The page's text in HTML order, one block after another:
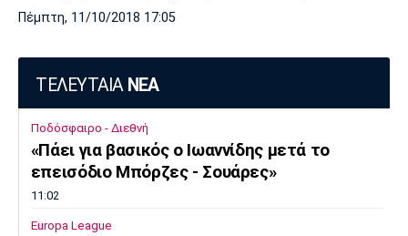
Εθνικές Ομάδες
Κύπελλο
Διαιτησία
Basket League
Α2 Μπάσκετ
FIBA World Cup 2023
Χάντμπολ
Μοτοσυκλέτα
Gadgets
Smartphones
Θέατρο
Σινεμά
Ευ ζην
Blogs
Η Εφημερίδα
Πρωτοσέλιδα
Παναιτωλικός
Απόλλων
Σμύρνης
Παναχαϊκή
Πέμπτη, 11/10/2018 17:05
ΤΕΛΕΥΤΑΙΑ ΝΕΑ
Ποδόσφαιρο - Διεθνή
«Πάει για βασικός ο Ιωαννίδης μετά το
επεισόδιο Μπόρζες - Σουάρες»
11:02
Europa League